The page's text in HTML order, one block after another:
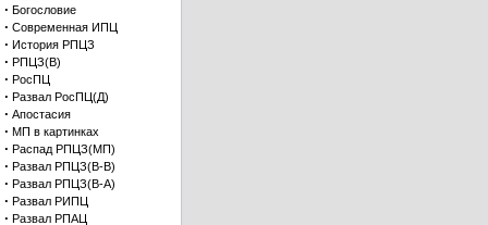
· Богословие
· Современная ИПЦ
· История РПЦЗ
· РПЦЗ(В)
· РосПЦ
· Развал РосПЦ(Д)
· Апостасия
· МП в картинках
· Распад РПЦЗ(МП)
· Развал РПЦЗ(В-В)
· Развал РПЦЗ(В-А)
· Развал РИПЦ
· Развал РПАЦ